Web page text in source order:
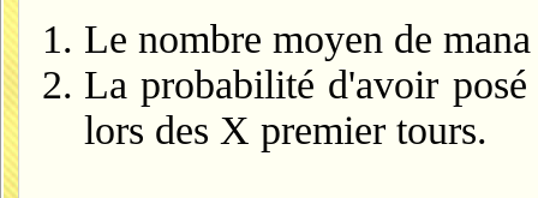
Le nombre moyen de
La probabilité d'avoir
lors des X premier tours.